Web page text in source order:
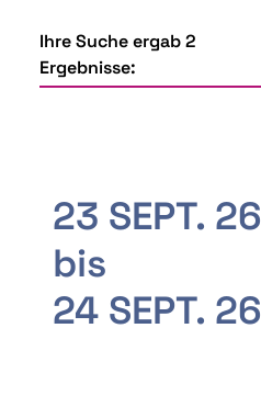
Ihre Suche ergab 2
Ergebnisse:
23 SEPT. 26
bis
24 SEPT. 26